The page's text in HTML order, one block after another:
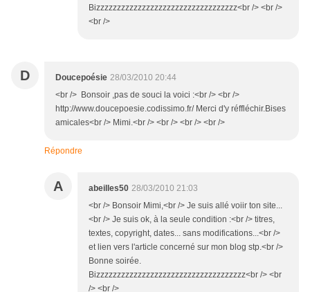
Bizzzzzzzzzzzzzzzzzzzzzzzzzzzzzzzzzz<br /> <br />
<br />
D Doucepoésie 28/03/2010 20:44
<br /> Bonsoir ,pas de souci la voici :<br /> <br />
http://www.doucepoesie.codissimo.fr/ Merci d'y réffléchir.Bises
amicales<br /> Mimi.<br /> <br /> <br /> <br />
Répondre
A abeilles50 28/03/2010 21:03
<br /> Bonsoir Mimi,<br /> Je suis allé voiir ton site...
<br /> Je suis ok, à la seule condition :<br /> titres,
textes, copyright, dates... sans modifications...<br />
et lien vers l'article concerné sur mon blog stp.<br />
Bonne soirée.
Bizzzzzzzzzzzzzzzzzzzzzzzzzzzzzzzzzzzz<br /> <br
/> <br />